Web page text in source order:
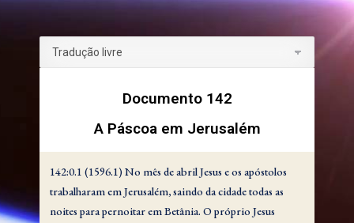
Documento 142
A Páscoa em Jerusalém
142:0.1 (1596.1) No mês de abril Jesus e os apóstolos
trabalharam em Jerusalém, saindo da cidade todas as
noites para pernoitar em Betânia. O próprio Jesus